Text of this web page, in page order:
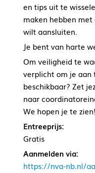
en tips uit te
maken hebben
wilt aansluiten.
Je bent van harte
Om veiligheid te
verplicht om je aan
beschikbaar? Zet
naar
We hopen je te zien!
Entreeprijs:
Gratis
Aanmelden via:
https://nva-nb.nl/